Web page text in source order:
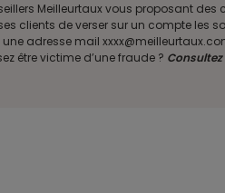
Meilleurtaux vous proposant
clients de verser sur un compte les
adresse mail
être victime d’une fraude ?